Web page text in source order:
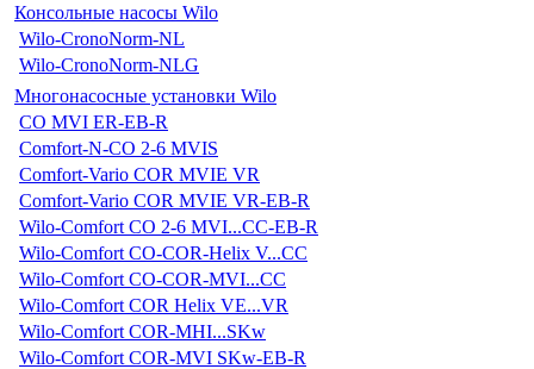
Консольные насосы Wilo
Wilo-CronoNorm-NL
Wilo-CronoNorm-NLG
Многонасосные установки Wilo
CO MVI ER-EB-R
Comfort-N-CO 2-6 MVIS
Comfort-Vario COR MVIE VR
Comfort-Vario COR MVIE VR-EB-R
Wilo-Comfort CO 2-6 MVI...CC-EB-R
Wilo-Comfort CO-COR-Helix V...CC
Wilo-Comfort CO-COR-MVI...CC
Wilo-Comfort COR Helix VE...VR
Wilo-Comfort COR-MHI...SKw
Wilo-Comfort COR-MVI SKw-EB-R